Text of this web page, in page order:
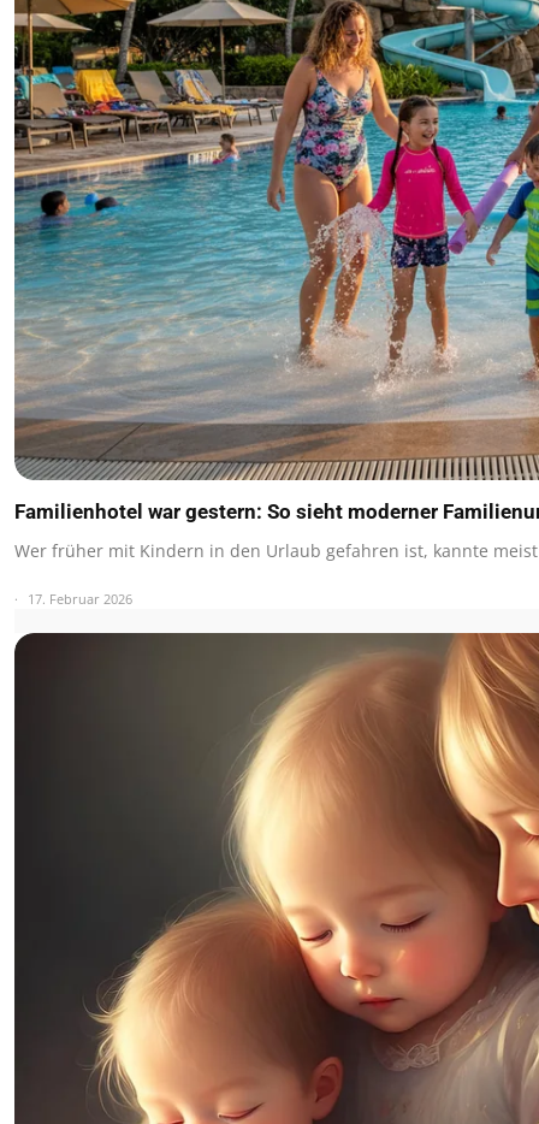
Familienhotel war gestern: So sieht moderner
Wer früher mit Kindern in den Urlaub gefahren ist, kannte
17. Februar 2026